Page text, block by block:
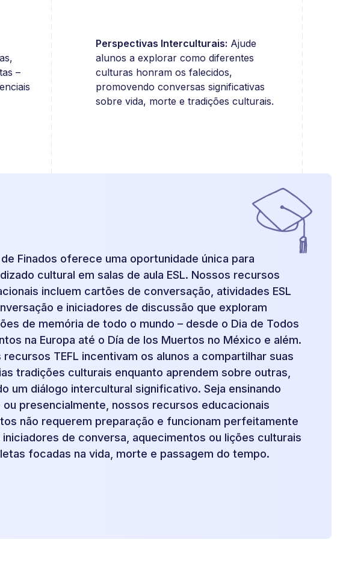
–
Perspectivas Interculturais: Ajude
alunos a explorar como diferentes
culturas honram os falecidos,
promovendo conversas significativas
sobre vida, morte e tradições culturais.
de Finados oferece uma oportunidade única para
cultural em salas de aula ESL. Nossos recursos
incluem cartões de conversação, atividades ESL
e iniciadores de discussão que exploram
de memória de todo o mundo – desde o Dia de Todos
na Europa até o Día de los Muertos no México e além.
recursos TEFL incentivam os alunos a compartilhar suas
tradições culturais enquanto aprendem sobre outras,
um diálogo intercultural significativo. Seja ensinando
ou presencialmente, nossos recursos educacionais
não requerem preparação e funcionam perfeitamente
iniciadores de conversa, aquecimentos ou lições culturais
focadas na vida, morte e passagem do tempo.